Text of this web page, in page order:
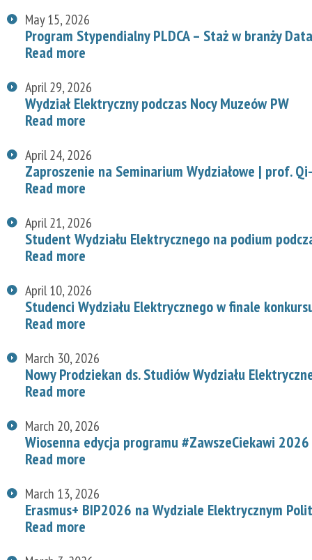
May 15, 2026
Program Stypendialny PLDCA – Staż w branży
Read more
April 29, 2026
Wydział Elektryczny podczas Nocy Muzeów PW
Read more
April 24, 2026
Zaproszenie na Seminarium Wydziałowe | prof.
Read more
April 21, 2026
Student Wydziału Elektrycznego na podium
Read more
April 10, 2026
Studenci Wydziału Elektrycznego w finale
Read more
March 30, 2026
Nowy Prodziekan ds. Studiów Wydziału
Read more
March 20, 2026
Wiosenna edycja programu #ZawszeCiekawi
Read more
March 13, 2026
Erasmus+ BIP2026 na Wydziale Elektrycznym
Read more